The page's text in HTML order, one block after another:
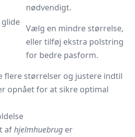
nødvendigt.
Vælg en mindre størrelse,
eller tilføj ekstra polstring
for bedre pasform.
flere størrelser og justere indtil
opnået for at sikre optimal
afhjelmhuebrug er